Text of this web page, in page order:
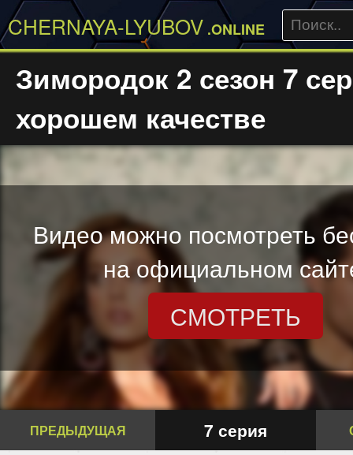
CHERNAYA-LYUBOV .ONLINE
Зимородок 2 сезон 7
хорошем качестве
Видео можно посмотреть
на официальном
СМОТРЕТЬ
ПРЕДЫДУЩАЯ 7 серия